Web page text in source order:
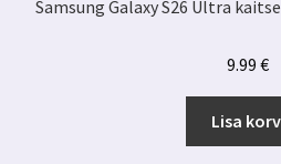
Samsung Galaxy S26 Ultra
9.99 €
Lisa